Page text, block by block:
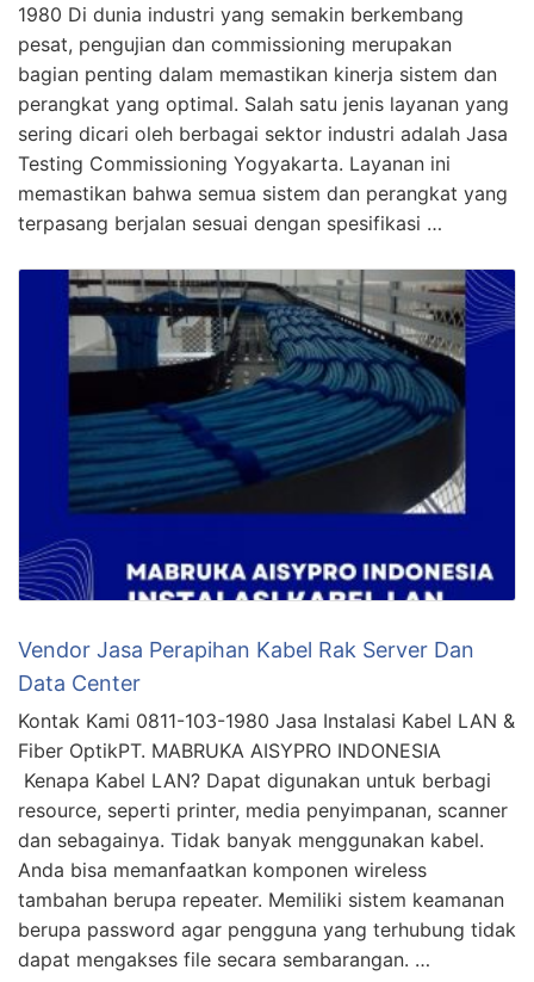
1980 Di dunia industri yang semakin berkembang
pesat, pengujian dan commissioning merupakan
bagian penting dalam memastikan kinerja sistem dan
perangkat yang optimal. Salah satu jenis layanan yang
sering dicari oleh berbagai sektor industri adalah Jasa
Testing Commissioning Yogyakarta. Layanan ini
memastikan bahwa semua sistem dan perangkat yang
terpasang berjalan sesuai dengan spesifikasi …
Vendor Jasa Perapihan Kabel Rak Server Dan
Data Center
Kontak Kami 0811-103-1980 Jasa Instalasi Kabel LAN &
Fiber OptikPT. MABRUKA AISYPRO INDONESIA
Kenapa Kabel LAN? Dapat digunakan untuk berbagi
resource, seperti printer, media penyimpanan, scanner
dan sebagainya. Tidak banyak menggunakan kabel.
Anda bisa memanfaatkan komponen wireless
tambahan berupa repeater. Memiliki sistem keamanan
berupa password agar pengguna yang terhubung tidak
dapat mengakses file secara sembarangan. …